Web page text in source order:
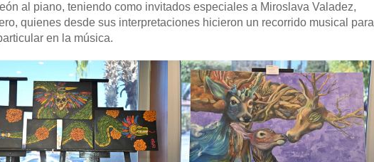
al piano, teniendo como invitados especiales a Miroslava Valadez,
quienes desde sus interpretaciones hicieron un recorrido musical para
en la música.